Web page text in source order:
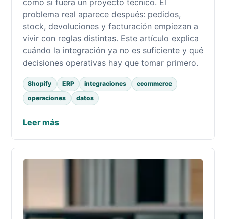
problema real aparece después: pedidos,
stock, devoluciones y facturación empiezan a
vivir con reglas distintas. Este artículo explica
cuándo la integración ya no es suficiente y qué
decisiones operativas hay que tomar primero.
Shopify ERP integraciones
ecommerce
operaciones
datos
Leer más